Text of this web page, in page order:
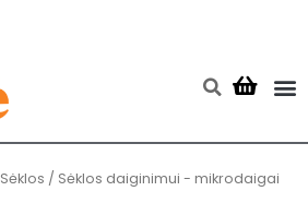
Sėklos / Sėklos daiginimui - mikrodaigai
Rūšiuojama
populiarumą